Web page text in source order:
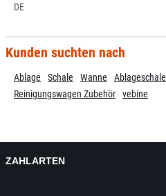
DE
Kunden suchten nach
Ablage Schale Wanne Ablageschale
Reinigungswagen Zubehör
vebine
ZAHLARTEN